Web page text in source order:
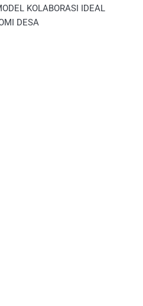
KOLABORASI IDEAL
DESA